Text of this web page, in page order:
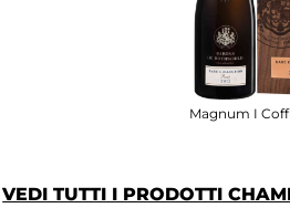
Magnum I
VEDI TUTTI I PRODOTTI